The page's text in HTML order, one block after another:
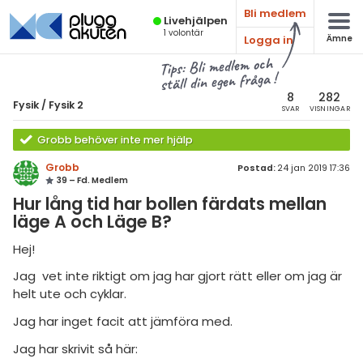
Live­hjälpen
1 volontär
Bli medlem
Logga in
Ämne
Tips: Bli medlem och
ställ din egen fråga !
Fysik / Fysik 2 8
SVAR
282
VISNINGAR
Grobb behöver inte mer hjälp
Grobb
39 – Fd. Medlem
Postad: 24 jan 2019 17:36
Hur lång tid har bollen färdats mellan
läge A och Läge B?
Hej!
Jag vet inte riktigt om jag har gjort rätt eller om jag är
helt ute och cyklar.
Jag har inget facit att jämföra med.
Jag har skrivit så här:
Alla ämnen
Fysik
Alla trådar
Grundskola
Fysik 2
MaFy (fysikdelen)
& Bygg
språk